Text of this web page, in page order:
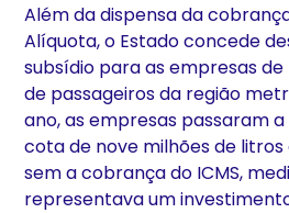
Além da dispensa da
Alíquota, o Estado concede
subsídio para as empresas
de passageiros da região
ano, as empresas passaram
cota de nove milhões de litros
sem a cobrança do ICMS,
representava um